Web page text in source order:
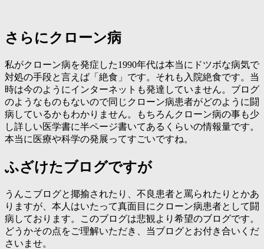
さらにクローン病
私がクローン病を発症した1990年代は本当にドツボな病気で
対処の手段と言えば「絶食」です。それも入院絶食です。当
時は今のようにインターネットも発達していません。ブログ
のようなものもないので同じクローン病患者がどのように闘
病しているかもわかりません。もちろんクローン病の事も少
し詳しい医学書に半ページ書いてあるくらいの情報量です。
本当に医療や科学の発展ってすごいですね。
ふざけたブログですが
うんこブログと揶揄されたり、不良患者と罵られたりとかあ
りますが、本人はいたって真面目にクローン病患者として闘
病しております。このブログは悲観より希望のブログです。
どうかその点をご理解いただき、当ブログとお付き合いくだ
さいませ。